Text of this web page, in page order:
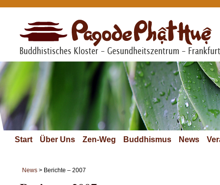
Start Über Uns Zen-Weg Buddhismus News
News > Berichte – 2007